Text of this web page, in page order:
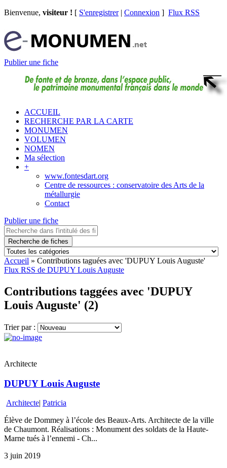
Bienvenue, visiteur ! [ S'enregistrer| Connexion ] Flux RSS
Publier une fiche
ACCUEIL
RECHERCHE PAR LA CARTE
MONUMEN
VOLUMEN
NOMEN
Ma sélection
+
www.fontesdart.org
Centre de ressources : conservatoire des Arts de la
métallurgie
Contact
Publier une fiche
Recherche de fiches
Accueil » Contributions taguées avec 'DUPUY Louis Auguste'
Flux RSS de DUPUY Louis Auguste
Contributions taggées avec 'DUPUY
Louis Auguste' (2)
Trier par :
Architecte
DUPUY Louis Auguste
Architecte| Patricia
Élève de Dommey à l’école des Beaux-Arts. Architecte de la ville
de Chaumont. Réalisations : Monument des soldats de la Haute-
Marne tués à l’ennemi - Ch...
3 juin 2019